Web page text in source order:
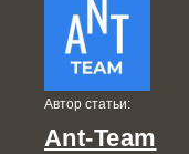
Автор статьи:
Ant-Team